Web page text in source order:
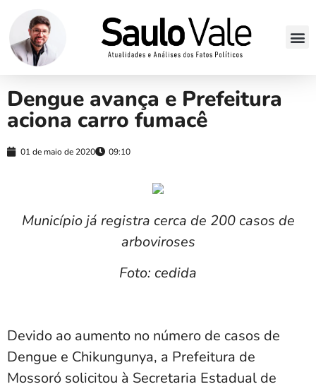
Dengue avança e Prefeitura
aciona carro fumacê
01 de maio de 2020 09:10
Município já registra cerca de 200 casos de
arboviroses
Foto: cedida
Devido ao aumento no número de casos de
Dengue e Chikungunya, a Prefeitura de
Mossoró solicitou à Secretaria Estadual de